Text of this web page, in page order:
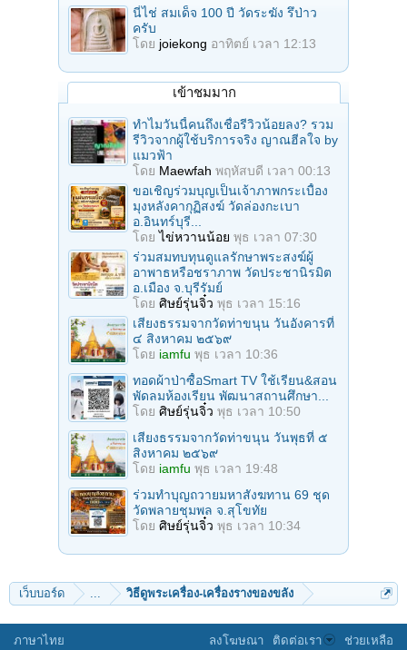
นี่ไช่ สมเด็จ 100 ปี วัดระฆัง รึป่าว
ครับ
โดย joiekong อาทิตย์ เวลา 12:13
เข้าชมมาก
ทำไมวันนี้คนถึงเชื่อรีวิวน้อยลง? รวม
รีวิวจากผู้ใช้บริการจริง ญาณฮีลใจ by
แมวฟ้า
โดย Maewfah พฤหัสบดี เวลา 00:13
ขอเชิญร่วมบุญเป็นเจ้าภาพกระเบื้อง
มุงหลังคากุฏิสงฆ์ วัดล่องกะเบา
อ.อินทร์บุรี...
โดยไข่หวานน้อย พุธ เวลา 07:30
ร่วมสมทบทุนดูแลรักษาพระสงฆ์ผู้
อาพาธหรือชราภาพ วัดประชานิรมิต
อ.เมือง จ.บุรีรัมย์
โดย ศิษย์รุ่นจิ๋ว พุธ เวลา 15:16
เสียงธรรมจากวัดท่าขนุน วันอังคารที่
๔ สิงหาคม ๒๕๖๙
โดย iamfu พุธ เวลา 10:36
ทอดผ้าป่าซื้อSmart TV ใช้เรียน&สอน
พัดลมห้องเรียน พัฒนาสถานศึกษา...
โดย ศิษย์รุ่นจิ๋ว พุธ เวลา 10:50
เสียงธรรมจากวัดท่าขนุน วันพุธที่ ๕
สิงหาคม ๒๕๖๙
โดย iamfu พุธ เวลา 19:48
ร่วมทําบุญถวายมหาสังฆทาน 69 ชุด
วัดพลายชุมพล จ.สุโขทัย
โดย ศิษย์รุ่นจิ๋ว พุธ เวลา 10:34
เว็บบอร์ด วิธีดูพระเครื่อง-เครื่องรางของขลัง
ภาษาไทย ลงโฆษณา ติดต่อเรา ช่วยเหลือ